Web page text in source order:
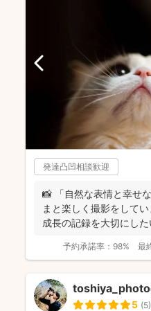
発達凸凹相談歓迎
📸 「自然な表情と幸せ
まと楽しく撮影をして
成長の記録を大切にし
予約承諾率： 98% 最
5 (5)